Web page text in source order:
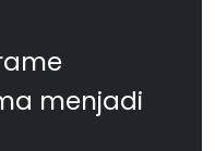
menjadi